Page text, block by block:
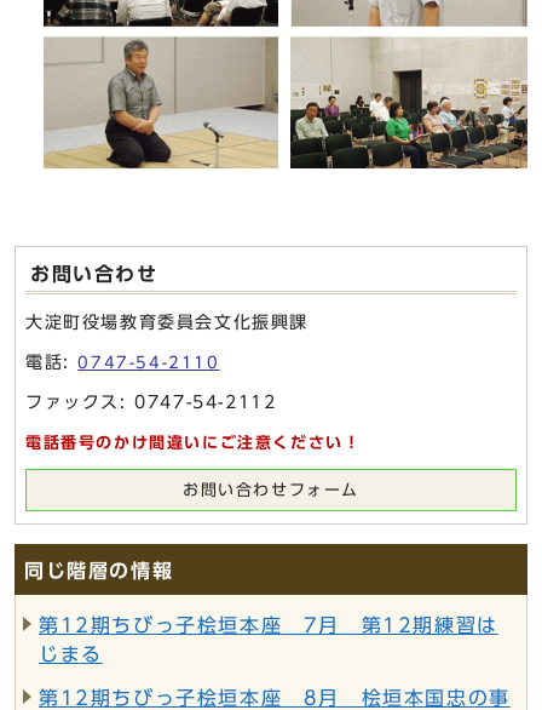
お問い合わせ
大淀町役場教育委員会文化振興課
電話:0747-54-2110
ファックス: 0747-54-2112
電話番号のかけ間違いにご注意ください！
お問い合わせフォーム
同じ階層の情報
第12期ちびっ子桧垣本座 7月 第12期練習は
じまる
第12期ちびっ子桧垣本座 8月 桧垣本国忠の事